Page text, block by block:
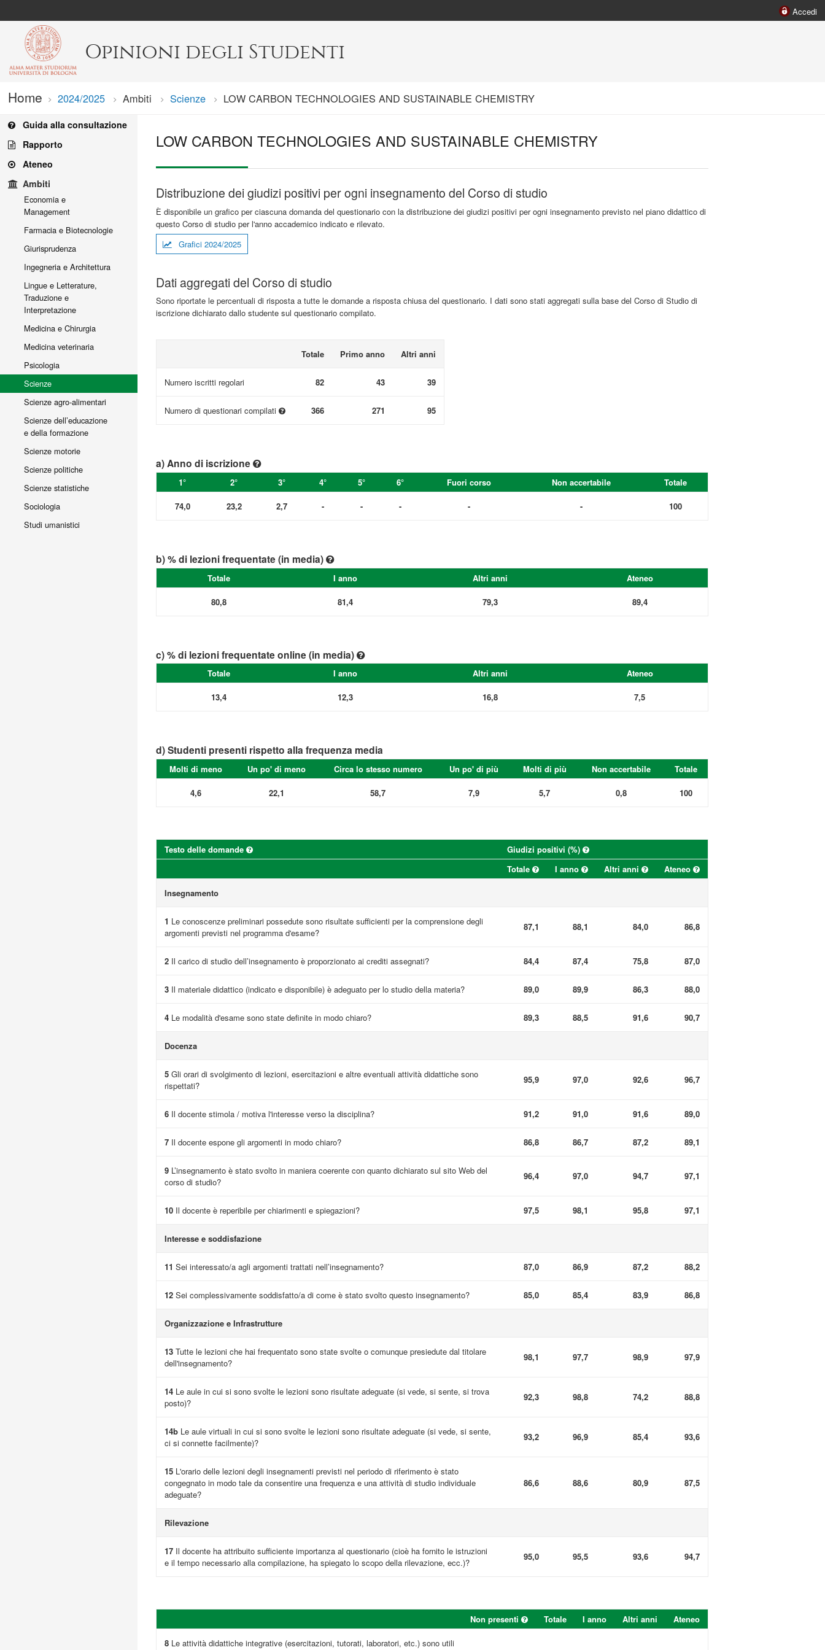
Accedi
Opinioni degli Studenti
Home 2024/2025 Ambiti Scienze Current:
LOW CARBON TECHNOLOGIES AND SUSTAINABLE CHEMISTRY
Guida alla consultazione
Rapporto
Ateneo
Ambiti
Economia e
Management
Farmacia e Biotecnologie
Giurisprudenza
Ingegneria e Architettura
Lingue e Letterature,
Traduzione e
Interpretazione
Medicina e Chirurgia
Medicina veterinaria
Psicologia
Scienze
Scienze agro-alimentari
Scienze dell’educazione
e della formazione
Scienze motorie
Scienze politiche
Scienze statistiche
Sociologia
Studi umanistici
LOW CARBON TECHNOLOGIES AND SUSTAINABLE CHEMISTRY
Distribuzione dei giudizi positivi per ogni insegnamento del Corso di studio
È disponibile un grafico per ciascuna domanda del questionario con la distribuzione dei giudizi positivi per ogni insegnamento previsto nel piano didattico di
questo Corso di studio per l'anno accademico indicato e rilevato.
Grafici 2024/2025
Dati aggregati del Corso di studio
Sono riportate le percentuali di risposta a tutte le domande a risposta chiusa del questionario. I dati sono stati aggregati sulla base del Corso di Studio di
iscrizione dichiarato dallo studente sul questionario compilato.
Totale Primo anno Altri anni
Numero iscritti regolari 82 43 39
Numero di questionari compilati 366 271 95
a) Anno di iscrizione
1° 2° 3° 4° 5° 6° Fuori corso Non accertabile Totale
74,0 23,2 2,7 - - - - - 100
b) % di lezioni frequentate (in media)
Totale I anno Altri anni Ateneo
80,8 81,4 79,3 89,4
c) % di lezioni frequentate online (in media)
Totale I anno Altri anni Ateneo
13,4 12,3 16,8 7,5
d) Studenti presenti rispetto alla frequenza media
Molti di meno Un po' di meno Circa lo stesso numero Un po' di più Molti di più Non accertabile Totale
4,6 22,1 58,7 7,9 5,7 0,8 100
Testo delle domande
Giudizi positivi (%)
Totale
I anno Altri anni Ateneo
Insegnamento
1 Le conoscenze preliminari possedute sono risultate sufficienti per la comprensione degli
argomenti previsti nel programma d'esame?
87,1 88,1 84,0 86,8
2 Il carico di studio dell’insegnamento è proporzionato ai crediti assegnati? 84,4 87,4 75,8 87,0
3 Il materiale didattico (indicato e disponibile) è adeguato per lo studio della materia? 89,0 89,9 86,3 88,0
4 Le modalità d'esame sono state definite in modo chiaro? 89,3 88,5 91,6 90,7
Docenza
5 Gli orari di svolgimento di lezioni, esercitazioni e altre eventuali attività didattiche sono
rispettati?
95,9 97,0 92,6 96,7
6 Il docente stimola / motiva l'interesse verso la disciplina? 91,2 91,0 91,6 89,0
7 Il docente espone gli argomenti in modo chiaro? 86,8 86,7 87,2 89,1
9 L’insegnamento è stato svolto in maniera coerente con quanto dichiarato sul sito Web del
corso di studio?
96,4 97,0 94,7 97,1
10 Il docente è reperibile per chiarimenti e spiegazioni? 97,5 98,1 95,8 97,1
Interesse e soddisfazione
11 Sei interessato/a agli argomenti trattati nell’insegnamento? 87,0 86,9 87,2 88,2
12 Sei complessivamente soddisfatto/a di come è stato svolto questo insegnamento? 85,0 85,4 83,9 86,8
Organizzazione e Infrastrutture
13 Tutte le lezioni che hai frequentato sono state svolte o comunque presiedute dal titolare
dell'insegnamento?
98,1 97,7 98,9 97,9
14 Le aule in cui si sono svolte le lezioni sono risultate adeguate (si vede, si sente, si trova
posto)?
92,3 98,8 74,2 88,8
14b Le aule virtuali in cui si sono svolte le lezioni sono risultate adeguate (si vede, si sente,
ci si connette facilmente)?
93,2 96,9 85,4 93,6
15 L'orario delle lezioni degli insegnamenti previsti nel periodo di riferimento è stato
congegnato in modo tale da consentire una frequenza e una attività di studio individuale
adeguate?
86,6 88,6 80,9 87,5
Rilevazione
17 Il docente ha attribuito sufficiente importanza al questionario (cioè ha fornito le istruzioni
e il tempo necessario alla compilazione, ha spiegato lo scopo della rilevazione, ecc.)?
95,0 95,5 93,6 94,7
Non presenti Totale I anno Altri anni Ateneo
8 Le attività didattiche integrative (esercitazioni, tutorati, laboratori, etc.) sono utili